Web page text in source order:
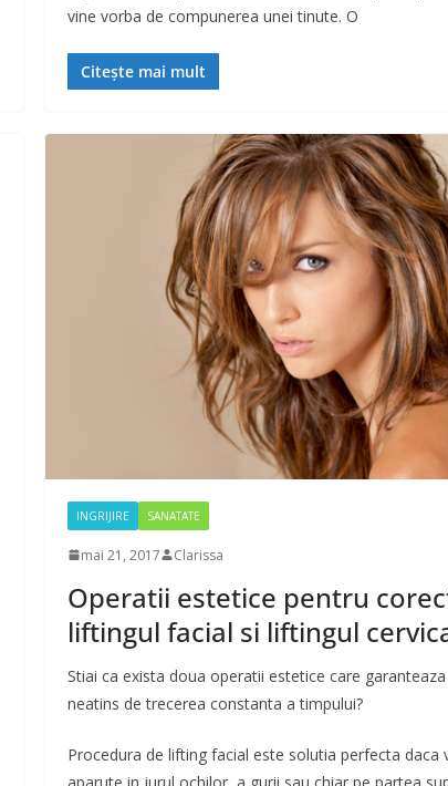
vine vorba de compunerea unei tinute. O
Citește mai mult
INGRIJIRE SANATATE
mai 21, 2017 Clarissa
Operatii estetice pentru
liftingul facial si liftingul
Stiai ca exista doua operatii estetice care
neatins de trecerea constanta a timpului?
Procedura de lifting facial este solutia perfecta daca
aparute in jurul ochilor, a gurii sau chiar pe partea